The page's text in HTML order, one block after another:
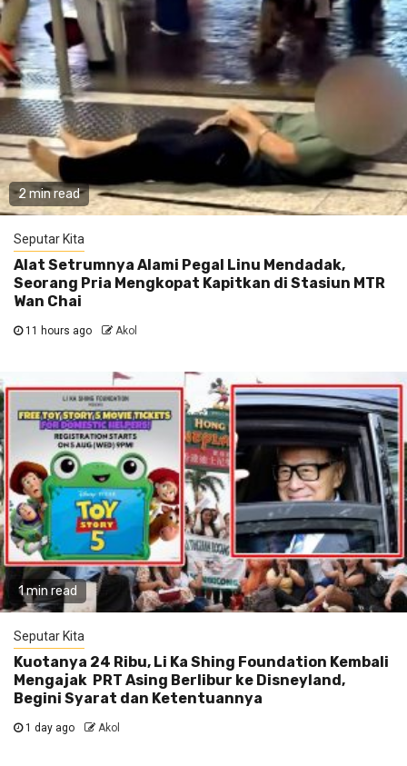
2 min read
Seputar Kita
Alat Setrumnya Alami Pegal Linu Mendadak,
Seorang Pria Mengkopat Kapitkan di Stasiun MTR
Wan Chai
11 hours ago Akol
1 min read
Seputar Kita
Kuotanya 24 Ribu, Li Ka Shing Foundation Kembali
Mengajak PRT Asing Berlibur ke Disneyland,
Begini Syarat dan Ketentuannya
1 day ago Akol